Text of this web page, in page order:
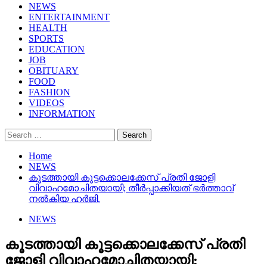
NEWS
ENTERTAINMENT
HEALTH
SPORTS
EDUCATION
JOB
OBITUARY
FOOD
FASHION
VIDEOS
INFORMATION
Search
for:
Home
NEWS
കൂടത്തായി കൂട്ടക്കൊലക്കേസ് പ്രതി ജോളി
വിവാഹമോചിതയായി; തീര്‍പ്പാക്കിയത് ഭര്‍ത്താവ്
നല്‍കിയ ഹര്‍ജി.
NEWS
കൂടത്തായി കൂട്ടക്കൊലക്കേസ് പ്രതി
ജോളി വിവാഹമോചിതയായി;